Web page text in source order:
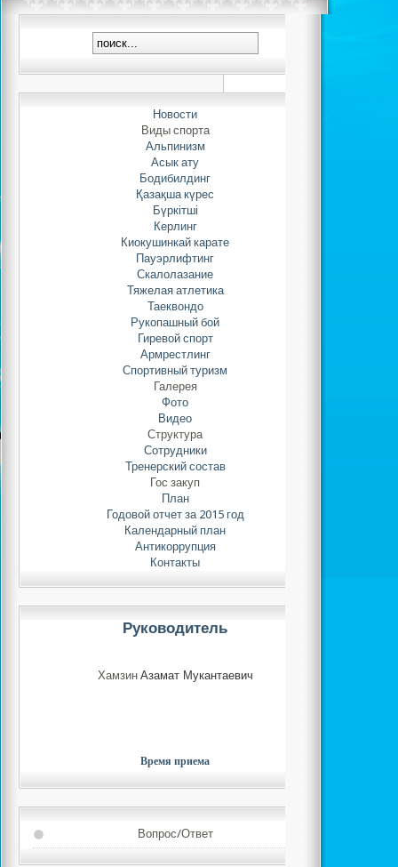
Кубок
Новости
Виды спорта
Альпинизм
Асык ату
Бодибилдинг
Қазақша күрес
Бүркітші
Керлинг
Киокушинкай карате
Пауэрлифтинг
Скалолазание
Тяжелая атлетика
Таеквондо
Рукопашный бой
Гиревой спорт
Армрестлинг
Спортивный туризм
Галерея
Фото
Видео
Структура
Сотрудники
Тренерский состав
Гос закуп
План
Годовой отчет за 2015 год
Календарный план
Антикоррупция
Контакты
Руководитель
Хамзин Азамат Мукантаевич
Время приема
Вопрос/Ответ